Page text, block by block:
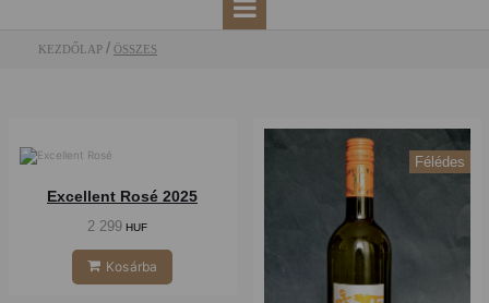
KEZDŐLAP ÖSSZES
Excellent Rosé 2025
2 299HUF
Kosárba
Félédes